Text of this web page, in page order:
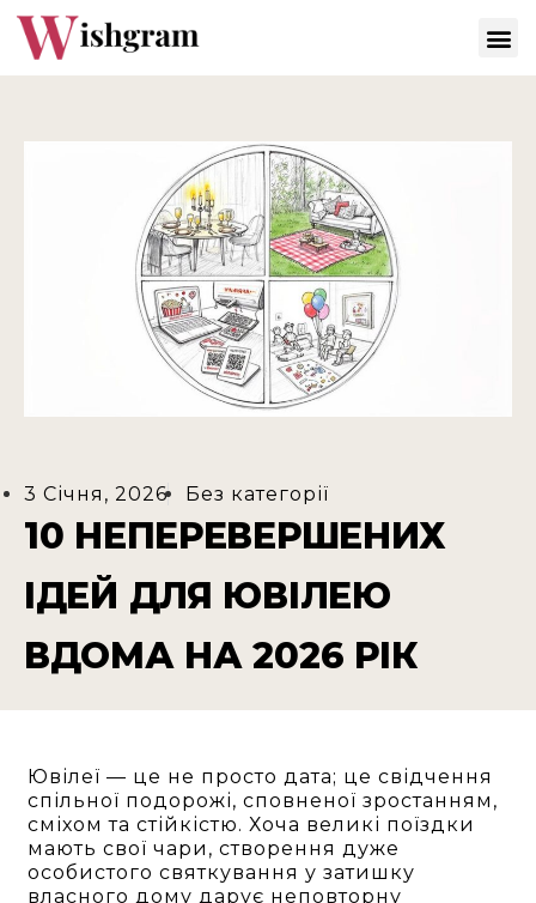
3 Січня, 2026 Без категорії
10 НЕПЕРЕВЕРШЕНИХ
ІДЕЙ ДЛЯ ЮВІЛЕЮ
ВДОМА НА 2026 РІК
Ювілеї — це не просто дата; це свідчення
спільної подорожі, сповненої зростанням,
сміхом та стійкістю. Хоча великі поїздки
мають свої чари, створення дуже
особистого святкування у затишку
власного дому дарує неповторну